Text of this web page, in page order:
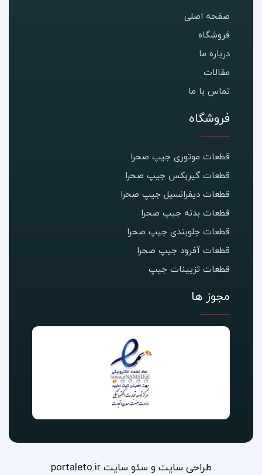
صفحه اصلی
فروشگاه
درباره ما
مقالات
تماس با ما
فروشگاه
قطعات موتوری جیپ صحرا
قطعات گیربکس جیپ صحرا
قطعات دیفرانسیل جیپ صحرا
قطعات بدنه جیپ صحرا
قطعات جلوبندی جیپ صحرا
قطعات آفرود جیپ صحرا
قطعات تزیینات جیپ
مجوز ها
طراحی سایت و سئو سایت portaleto.ir